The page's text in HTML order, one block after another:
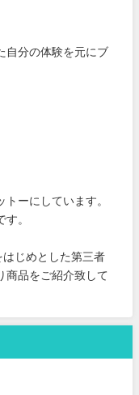
自分の体験を元にブ
ーにしています。
。
じめとした第三者
商品をご紹介致して